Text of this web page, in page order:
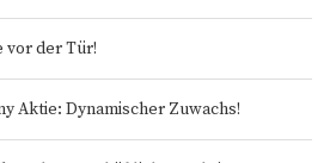
vor der Tür!
Aktie: Dynamischer Zuwachs!